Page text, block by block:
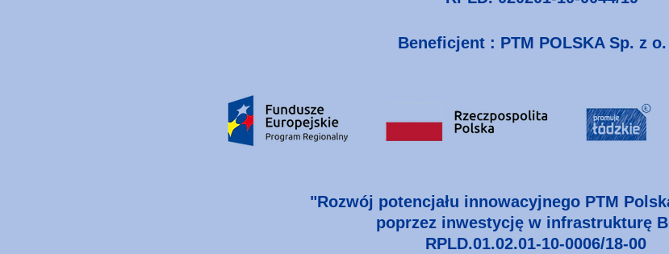
Beneficjent : PTM POLSKA Sp. z
"Rozwój potencjału innowacyjnego PTM
poprzez inwestycję w infrastrukturę
RPLD.01.02.01-10-0006/18-00